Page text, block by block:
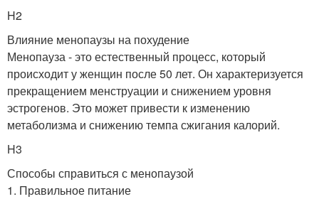
H2
Влияние менопаузы на похудение
Менопауза - это естественный процесс, который
происходит у женщин после 50 лет. Он характеризуется
прекращением менструации и снижением уровня
эстрогенов. Это может привести к изменению
метаболизма и снижению темпа сжигания калорий.
H3
Способы справиться с менопаузой
1. Правильное питание